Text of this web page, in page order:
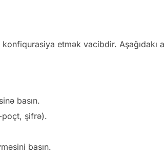
etmək vacibdir. Aşağıdakı
basın.
poçt, şifrə).
basın.